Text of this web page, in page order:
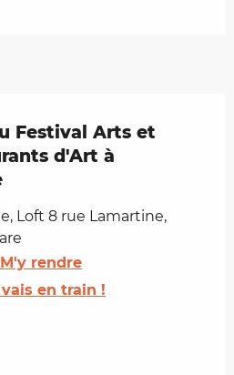
Festival Arts et
d'Art à
Loft 8 rue Lamartine,
M'y rendre
en train !